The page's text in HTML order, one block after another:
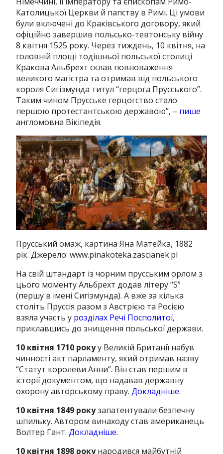
Католицької Церкви й папству в Римі. Ці умови
були включені до Краківського договору, який
офіційно завершив польсько-тевтонську війну
8 квітня 1525 року. Через тиждень, 10 квітня, на
головній площі тодішньої польської столиці
Кракова Альбрехт склав повноваження
великого магістра та отримав від польського
короля Сигізмунда титул “герцога Прусського”.
Таким чином Прусське герцогство стало
першою протестантською державою”, – пише
англомовна Вікіпедія.
Прусський омаж, картина Яна Матейка, 1882
рік. Джерело: www.pinakoteka.zascianek.pl
На свій штандарт із чорним прусським орлом з
цього моменту Альбрехт додав літеру “S”
(першу в імені Сигізмунда). А вже за кілька
століть Пруссія разом з Австрією та Росією
взяла участь у розділах Речі Посполитої,
приклавшись до знищення польської держави.
10 квітня 1710 рокуу Великій Британії набув
чинності акт парламенту, який отримав назву
“Статут королеви Анни”. Він став першим в
історії документом, що надавав державну
охорону авторському праву.Докладніше.
10 квітня 1849 рокузапатентували безпечну
шпильку. Автором винаходу став американець
Волтер Гант.Докладніше.
10 квітня 1898 рокународився майбутній